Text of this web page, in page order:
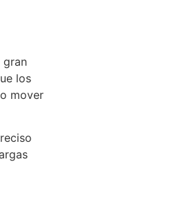
gran
los
mover